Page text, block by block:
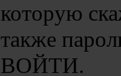
которую
также
ВОЙТИ.